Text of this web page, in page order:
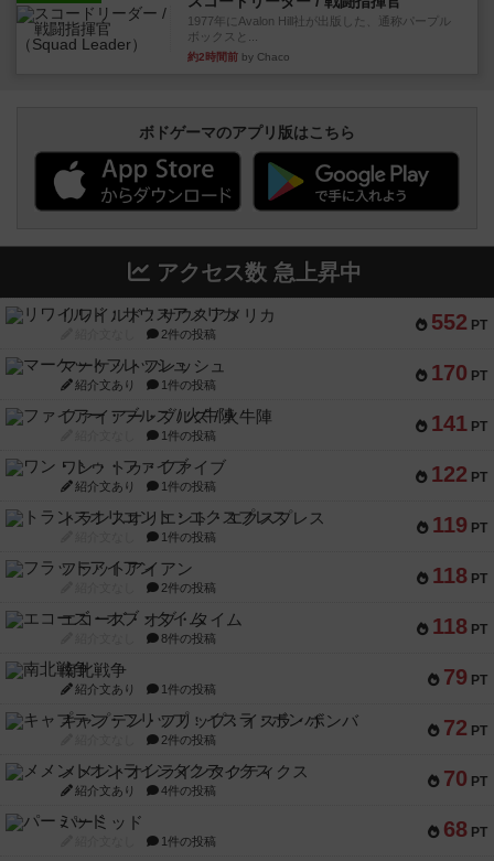
1977年にAvalon Hill社が出版した、通称パープル
ボックスと...
約2時間前 by Chaco
ボドゲーマのアプリ版はこちら
アクセス数 急上昇中
552 PT
リワイルド：サウスアメリカ
2件の投稿
170 PT
マーケットフレッシュ
紹介文あり 1件の投稿
141 PT
ファイアー・ブルズ / 火牛陣
1件の投稿
122 PT
ワン・トゥ・ファイブ
紹介文あり 1件の投稿
119 PT
トランスオリエント・エクスプレス
1件の投稿
118 PT
フラットアイアン
2件の投稿
118 PT
エコーズ・オブ・タイム
8件の投稿
79 PT
南北戦争
紹介文あり 1件の投稿
72 PT
キャプテン・フリップ：イスラ・ボンバ
2件の投稿
70 PT
メメントオンラインタクティクス
紹介文あり 4件の投稿
68 PT
パーミッド
1件の投稿